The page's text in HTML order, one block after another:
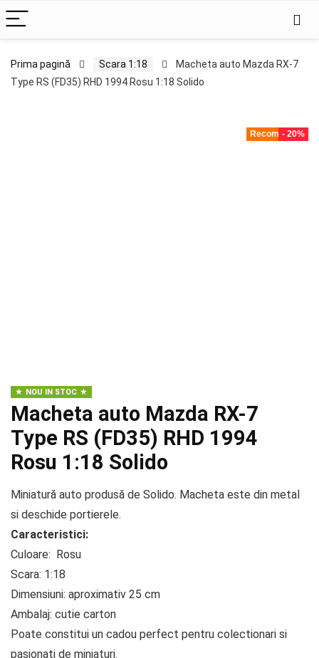
Prima pagină Scara 1:18
Macheta auto Mazda RX-7
Type RS (FD35) RHD 1994 Rosu 1:18 Solido
Recomandat!
- 20%
NOU IN STOC
Macheta auto Mazda RX-7
Type RS (FD35) RHD 1994
Rosu 1:18 Solido
Miniatură auto produsă de Solido. Macheta este din metal
si deschide portierele.
Caracteristici:
Culoare: Rosu
Scara: 1:18
Dimensiuni: aproximativ 25 cm
Ambalaj: cutie carton
Poate constitui un cadou perfect pentru colectionari si
pasionati de miniaturi.